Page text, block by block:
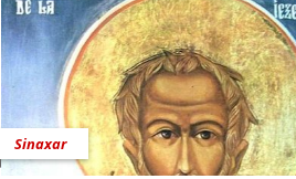
Sinaxar